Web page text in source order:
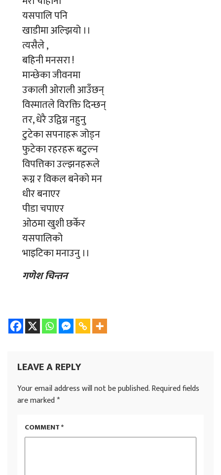
यसपालि पनि
खाडीमा अल्झियो ।।
त्यसैले ,
बहिनी मनसरा !
मान्छेका जीवनमा
उकाली ओराली आउँछन्
विस्मातले विरक्ति दिन्छन्
तर, धेरै उद्विग्न नहुनु
टुटेका सपनाहरू जोड्न
फुटेका रहरहरू बटुल्न
विपत्तिका उल्झनहरूले
रूग्न र विकल बनेको मन
धीर बनाएर
पीडा चपाएर
ओठमा खुशी छर्केर
यसपालिको
भाइटिका मनाउनु ।।
गणेश चिन्तन
LEAVE A REPLY
Your email address will not be published.Required fields
are marked*
COMMENT*